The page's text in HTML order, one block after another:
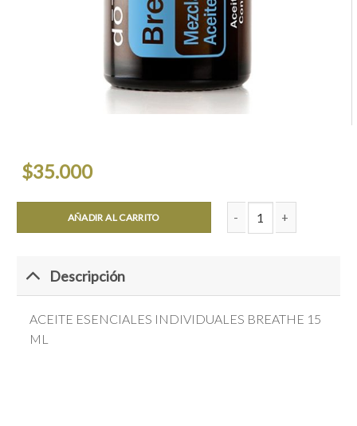
$35.000
AÑADIR AL CARRITO
Descripción
ACEITE ESENCIALES INDIVIDUALES BREATHE 15
ML